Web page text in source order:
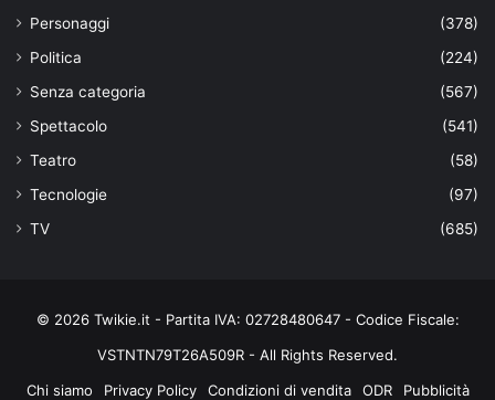
Personaggi
(378)
Politica
(224)
Senza categoria
(567)
Spettacolo
(541)
Teatro
(58)
Tecnologie
(97)
TV
(685)
© 2026 Twikie.it - Partita IVA: 02728480647 - Codice Fiscale:
VSTNTN79T26A509R - All Rights Reserved.
Chi siamo
Privacy Policy Condizioni di vendita ODR Pubblicità